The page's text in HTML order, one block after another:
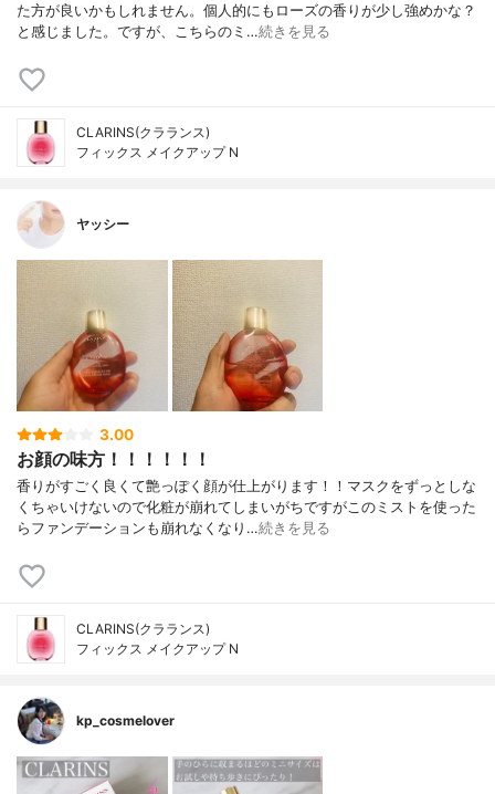
た方が良いかもしれません。個人的にもローズの香りが少し強めかな？
と感じました。ですが、こちらのミ…続きを見る
CLARINS(クラランス)
フィックス メイクアップ N
ヤッシー
3.00
お顔の味方！！！！！！
香りがすごく良くて艶っぽく顔が仕上がります！！マスクをずっとしな
くちゃいけないので化粧が崩れてしまいがちですがこのミストを使った
らファンデーションも崩れなくなり…続きを見る
CLARINS(クラランス)
フィックス メイクアップ N
kp_cosmelover